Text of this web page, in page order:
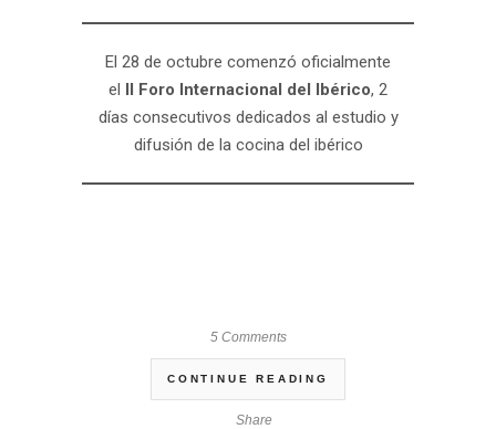
El 28 de octubre comenzó oficialmente
el II Foro Internacional del Ibérico, 2
días consecutivos dedicados al estudio y
difusión de la cocina del ibérico
5 Comments
CONTINUE READING
Share